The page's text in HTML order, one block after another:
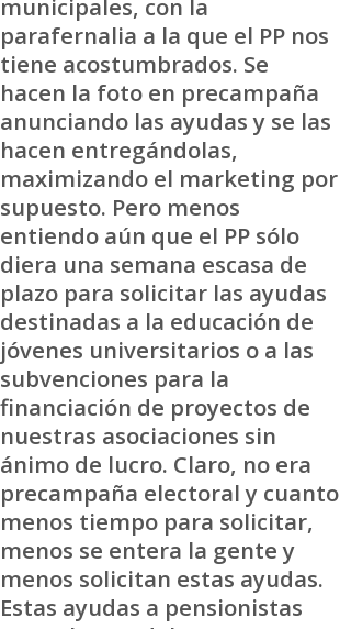
municipales, con la
parafernalia a la que el PP nos
tiene acostumbrados. Se
hacen la foto en precampaña
anunciando las ayudas y se las
hacen entregándolas,
maximizando el marketing por
supuesto. Pero menos
entiendo aún que el PP sólo
diera una semana escasa de
plazo para solicitar las ayudas
destinadas a la educación de
jóvenes universitarios o a las
subvenciones para la
financiación de proyectos de
nuestras asociaciones sin
ánimo de lucro. Claro, no era
precampaña electoral y cuanto
menos tiempo para solicitar,
menos se entera la gente y
menos solicitan estas ayudas.
Estas ayudas a pensionistas